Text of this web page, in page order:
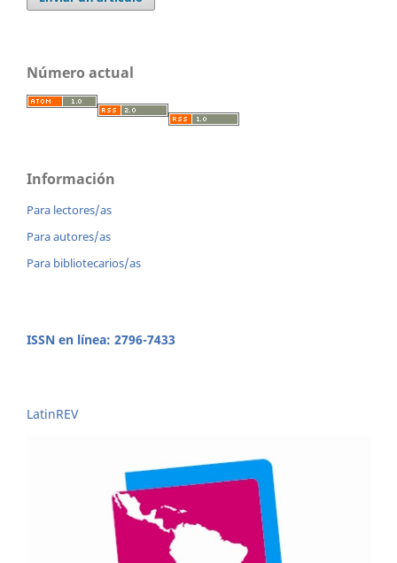
Número actual
Información
Para lectores/as
Para autores/as
Para bibliotecarios/as
ISSN en línea: 2796-7433
LatinREV